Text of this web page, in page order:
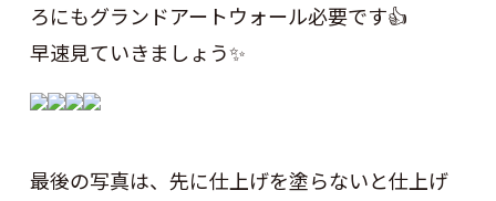
ろにもグランドアートウォール必要です👍
早速見ていきましょう✨
最後の写真は、先に仕上げを塗らないと仕上げ